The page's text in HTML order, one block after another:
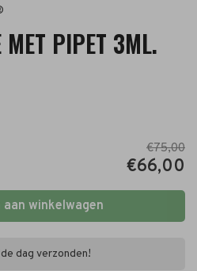
MET PIPET 3ML.
€75,00
€66,00
aan winkelwagen
dag verzonden!